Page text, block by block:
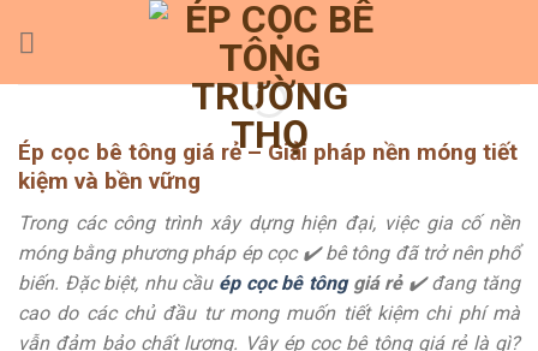
Ép cọc bê tông giá rẻ – Giải pháp nền móng tiết
kiệm và bền vững
Trong các công trình xây dựng hiện đại, việc gia cố nền
móng bằng phương pháp ép cọc ✔️ bê tông đã trở nên phổ
biến. Đặc biệt, nhu cầu ép cọc bê tônggiá rẻ✔️ đang tăng
cao do các chủ đầu tư mong muốn tiết kiệm chi phí mà
vẫn đảm bảo chất lượng. Vậy ép cọc bê tông giá rẻ là gì?